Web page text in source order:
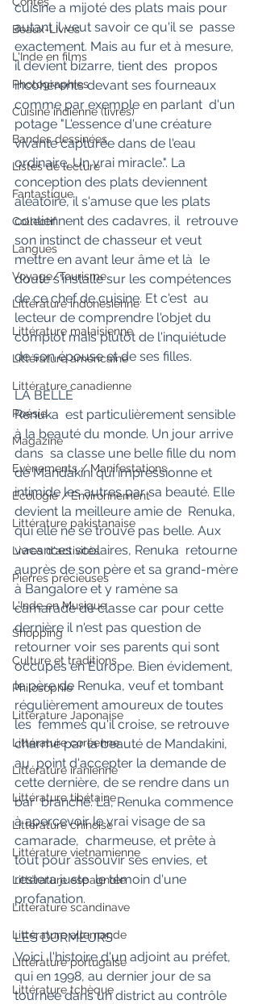
Beaux-Livres
L'Inde en films
Photographies
Cuisine indienne (livres)
Bandes dessinées
Listes de lecture
Fantastique
Collectif
Langues
Voyage/Tourisme
Littérature indonésienne
Littérature malaisienne
Littérature américaine
Littérature canadienne
Poésie
Magazine
Evènements / Manifestations
Ecologie / Environnement
Littérature pakistanaise
Livres d'activités
Pierres précieuses
L'Inde en Musique
Shopping
Culture et traditions
Philosophie
Littérature Japonaise
Littérature coréenne
Littérature iranienne
Littérature tibétaine
Littérature chinoise
Littérature vietnamienne
Littérature espagnole
Littérature scandinave
Littérature allemande
Littérature portugaise
Littérature tchèque
cuisine a mijoté des plats mais pour
autant il veut savoir ce qu'il se  passe
exactement. Mais au fur et à mesure,
il devient bizarre, tient des  propos
incohérents devant ses fourneaux
comme par exemple en parlant  d'un
potage "L'essence d'une créature
vivante capturée dans de l'eau
ordinaire. Un vrai miracle.". La
conception des plats deviennent
aléatoire, il s'amuse que les plats
contiennent des cadavres, il  retrouve
son instinct de chasseur et veut
mettre en avant leur âme et là  le
doute s'installe sur les compétences
de ce chef de cuisine. Et c'est  au
lecteur de comprendre l'objet du
complot mais plutôt de l'inquiétude
de son épouse et de ses filles.
LA BELLE
Renuka  est particulièrement sensible
à la beauté du monde. Un jour arrive
dans  sa classe une belle fille du nom
de Mandakini qui impressionne et
intimide les autres par sa beauté. Elle
devient la meilleure amie de  Renuka,
qui elle ne se trouve pas belle. Aux
vacances scolaires, Renuka  retourne
auprès de son père et sa grand-mère
à Bangalore et y ramène sa
camarade de classe car pour cette
dernière il n'est pas question de
retourner voir ses parents qui sont
occupés en Europe. Bien évidement,
le père de Renuka, veuf et tombant
régulièrement amoureux de toutes
les  femmes qu'il croise, se retrouve
charmé par la beauté de Mandakini,
au  point d'accepter la demande de
cette dernière, de se rendre dans un
bar  branché. Là, Renuka commence
à apercevoir le vrai visage de sa
camarade,  charmeuse, et prête à
tout pour assouvir ses envies, et
restera juste  le témoin d'une
profanation.
LES DORMEURS
Voici  l'histoire d'un adjoint au préfet,
qui en 1998, au dernier jour de sa
tournée dans un district au contrôle